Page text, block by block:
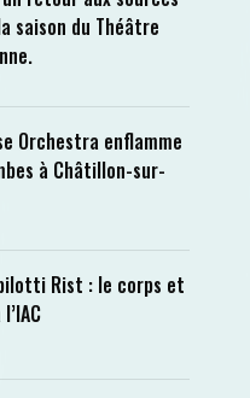
saison du Théâtre
Orchestra enflamme
à Châtillon-sur-
Rist : le corps et